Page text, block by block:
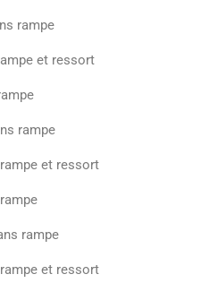
rampe
et ressort
à rampe
sans rampe
et ressort
rampe
et ressort